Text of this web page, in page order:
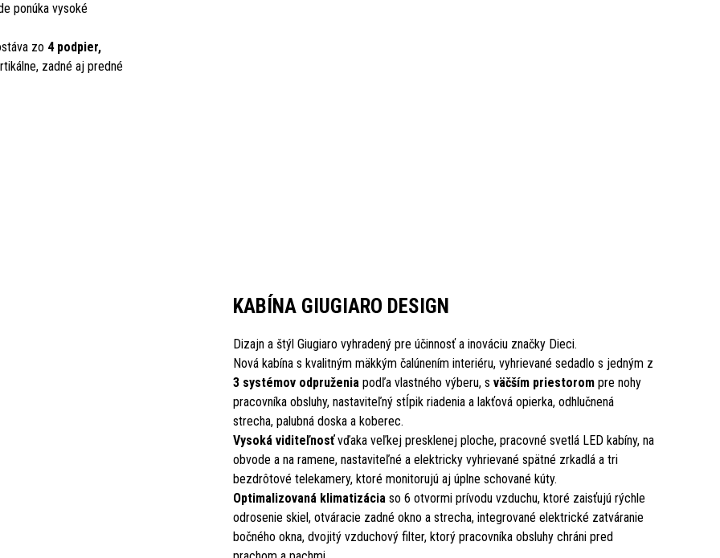
ponúka vysoké
zo 4 podpier,
zadné aj predné
KABÍNA GIUGIARO DESIGN
Dizajn a štýl Giugiaro vyhradený pre účinnosť a inováciu značky Dieci.
Nová kabína s kvalitným mäkkým čalúnením interiéru, vyhrievané sedadlo s jedným z
3 systémov odpruženiapodľa vlastného výberu, s väčším priestorompre nohy
pracovníka obsluhy, nastaviteľný stĺpik riadenia a lakťová opierka, odhlučnená
strecha, palubná doska a koberec.
Vysoká viditeľnosťvďaka veľkej presklenej ploche, pracovné svetlá LED kabíny, na
obvode a na ramene, nastaviteľné a elektricky vyhrievané spätné zrkadlá a tri
bezdrôtové telekamery, ktoré monitorujú aj úplne schované kúty.
Optimalizovaná klimatizáciaso 6 otvormi prívodu vzduchu, ktoré zaisťujú rýchle
odrosenie skiel, otváracie zadné okno a strecha, integrované elektrické zatváranie
bočného okna, dvojitý vzduchový filter, ktorý pracovníka obsluhy chráni pred